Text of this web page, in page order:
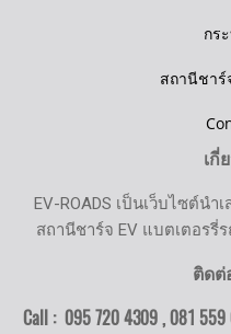
กร
สถานีชา
เกี่
EV-ROADS เป็นเว็บไซต์น
สถานีชาร์จ EV แบตเตอร
ติด
Call : 095 720 4309 , 081 559